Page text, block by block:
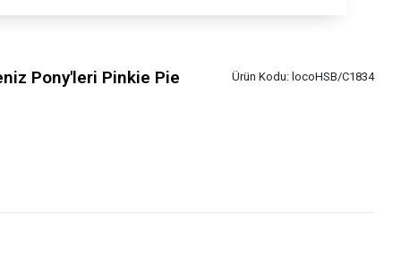
Pony'leri Pinkie Pie Ürün Kodu: locoHSB/C1834